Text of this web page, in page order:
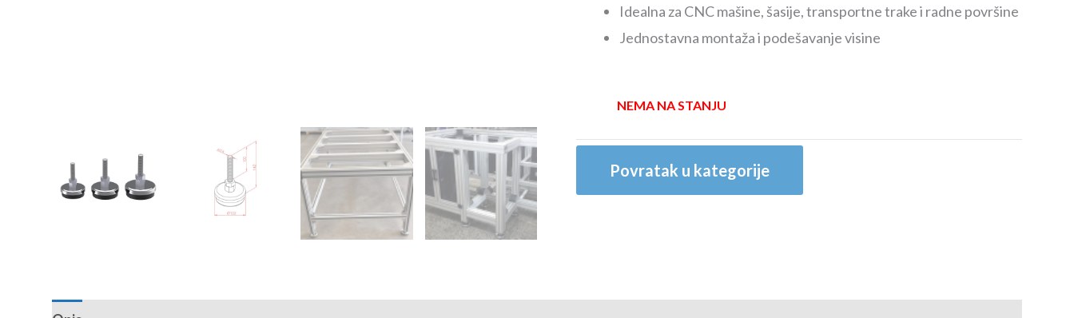
Idealna za CNC mašine, šasije, transportne trake i radne površine
Jednostavna montaža i podešavanje visine
NEMA NA STANJU
Povratak u kategorije